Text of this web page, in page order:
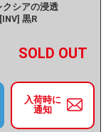
クシアの浸透
黒R
－ +
入荷時に
通知